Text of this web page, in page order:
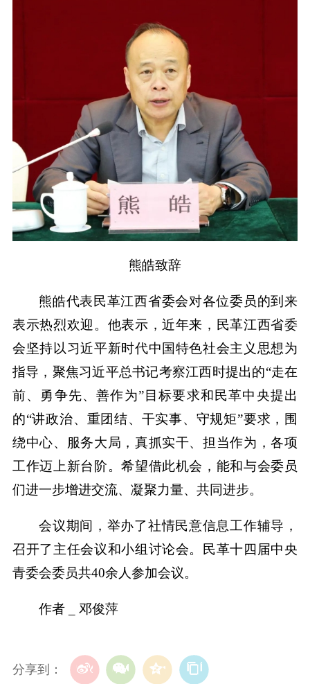
熊皓致辞
熊皓代表民革江西省委会对各位委员的到来
表示热烈欢迎。他表示，近年来，民革江西省委
会坚持以习近平新时代中国特色社会主义思想为
指导，聚焦习近平总书记考察江西时提出的“走在
前、勇争先、善作为”目标要求和民革中央提出
的“讲政治、重团结、干实事、守规矩”要求，围
绕中心、服务大局，真抓实干、担当作为，各项
工作迈上新台阶。希望借此机会，能和与会委员
们进一步增进交流、凝聚力量、共同进步。
会议期间，举办了社情民意信息工作辅导，
召开了主任会议和小组讨论会。民革十四届中央
青委会委员共40余人参加会议。
作者 _ 邓俊萍
分享到：